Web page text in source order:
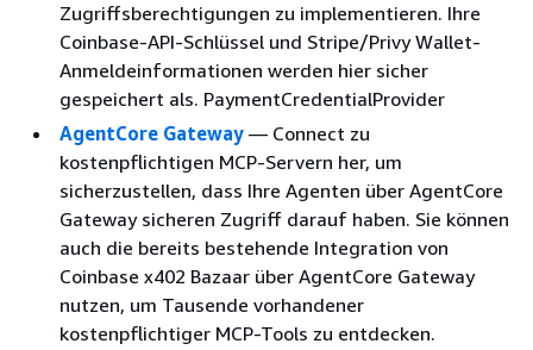
Zugriffsberechtigungen zu implementieren. Ihre
Coinbase-API-Schlüssel und Stripe/Privy Wallet-
Anmeldeinformationen werden hier sicher
gespeichert als. PaymentCredentialProvider
AgentCore Gateway — Connect zu
kostenpflichtigen MCP-Servern her, um
sicherzustellen, dass Ihre Agenten über AgentCore
Gateway sicheren Zugriff darauf haben. Sie können
auch die bereits bestehende Integration von
Coinbase x402 Bazaar über AgentCore Gateway
nutzen, um Tausende vorhandener
kostenpflichtiger MCP-Tools zu entdecken.